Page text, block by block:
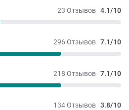
23 Отзывов 4.1/10
296 Отзывов 7.1/10
218 Отзывов 7.1/10
134 Отзывов 3.8/10